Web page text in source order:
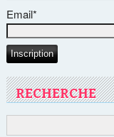
Email*
RECHERCHE